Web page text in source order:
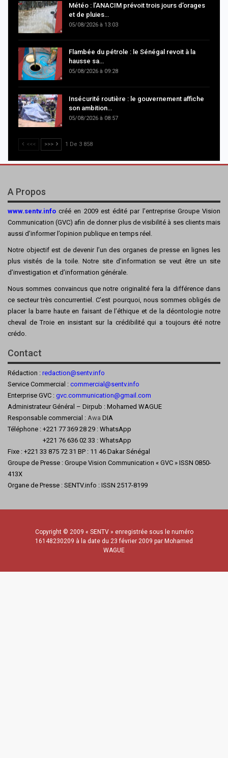
Météo : l’ANACIM prévoit trois jours d’orages
et de pluies…
05/08/2026 à 13:03
Flambée du pétrole : le Sénégal revoit à la
hausse sa…
05/08/2026 à 09:28
Insécurité routière : le gouvernement affiche
son ambition…
05/08/2026 à 08:57
<<< >>> 1 De 3 858
A Propos
www.sentv.info créé en 2009 est édité par l’entreprise Groupe Vision
Communication (GVC) afin de donner plus de visibilité à ses clients mais
aussi d’informer l’opinion publique en temps réel.
Notre objectif est de devenir l’un des organes de presse en lignes les
plus visités de la toile. Notre site d’information se veut être un site
d’investigation et d’information générale.
Nous sommes convaincus que notre originalité fera la différence dans
ce secteur très concurrentiel. C’est pourquoi, nous sommes obligés de
placer la barre haute en faisant de l’éthique et de la déontologie notre
cheval de Troie en insistant sur la crédibilité qui a toujours été notre
crédo.
Contact
Rédaction : redaction@sentv.info
Service Commercial : commercial@sentv.info
Enterprise GVC : gvc.communication@gmail.com
Administrateur Général – Dirpub : Mohamed WAGUE
Responsable commercial : Awa DIA
Téléphone : +221 77 369 28 29 : WhatsApp
+221 76 636 02 33 : WhatsApp
Fixe : +221 33 875 72 31 BP : 11 46 Dakar Sénégal
Groupe de Presse : Groupe Vision Communication « GVC » ISSN 0850-
413X
Organe de Presse : SENTV.info : ISSN 2517-8199
Copyright © 2009 « SENTV » enregistrée sous le numéro
16148230209 à la date du 23 février 2009 par Mohamed
WAGUE